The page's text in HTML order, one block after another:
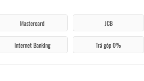
Mastercard JCB
Internet Banking Trả góp 0%